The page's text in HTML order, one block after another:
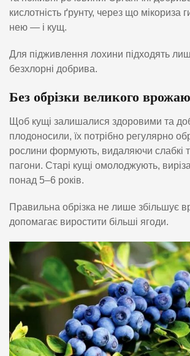
кислотність ґрунту, через що мікориза
нею — і кущ.
Для підживлення лохини підходять
безхлорні добрива.
Без обрізки великого
Щоб кущі залишалися здоровими та
плодоносили, їх потрібно регулярно
рослини формують, видаляючи слабкі
пагони. Старі кущі омолоджують,
понад 5–6 років.
Правильна обрізка не лише збільшує
допомагає виростити більші ягоди.